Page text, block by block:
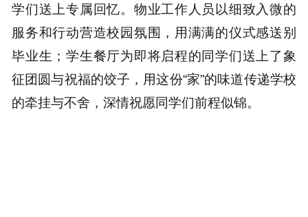
学们送上专属回忆。物业工作人员以细致入微的
服务和行动营造校园氛围，用满满的仪式感送别
毕业生；学生餐厅为即将启程的同学们送上了象
征团圆与祝福的饺子，用这份“家”的味道传递学校
的牵挂与不舍，深情祝愿同学们前程似锦。